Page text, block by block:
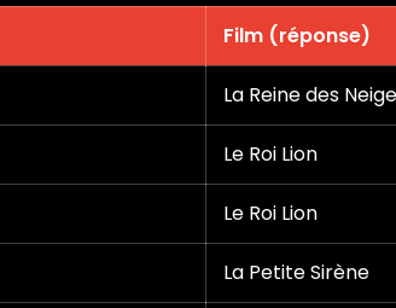
Film (réponse)
La Reine des
Le Roi Lion
Le Roi Lion
La Petite Sirène